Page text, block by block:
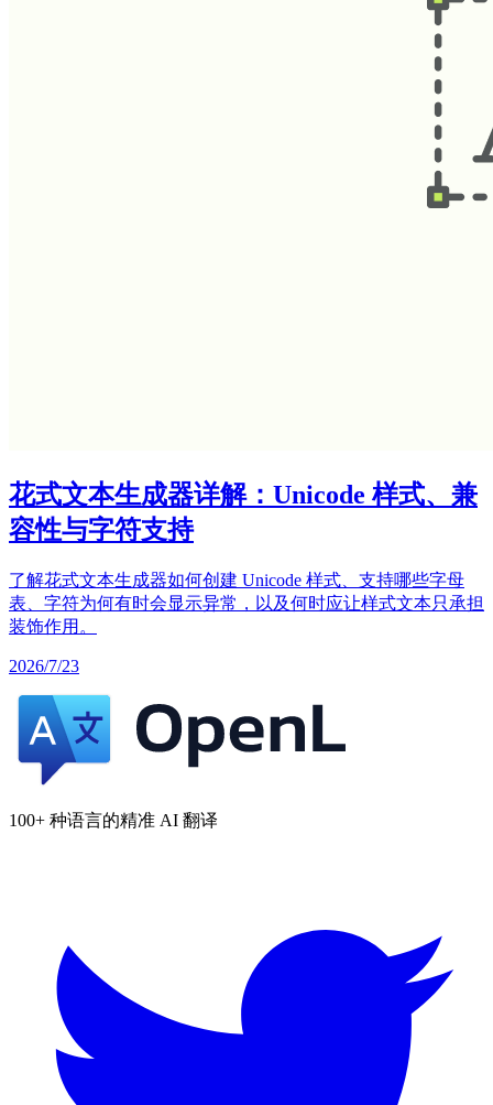
花式文本生成器详解：Unicode 样式、兼
容性与字符支持
了解花式文本生成器如何创建 Unicode 样式、支持哪些字母
表、字符为何有时会显示异常，以及何时应让样式文本只承担
装饰作用。
2026/7/23
100+ 种语言的精准 AI 翻译